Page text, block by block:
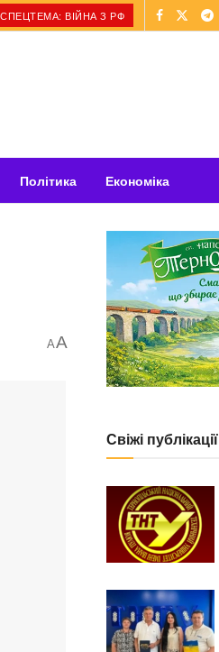
СПЕЦТЕМА: ВІЙНА З РФ
Політика Економіка
AA
Свіжі публікації